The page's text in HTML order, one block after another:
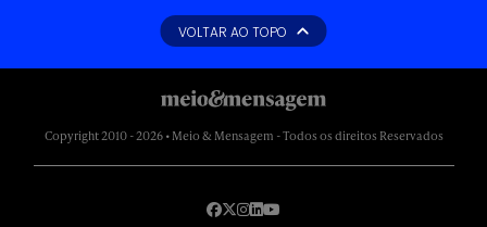
VOLTAR AO TOPO
Copyright 2010 - 2026 • Meio & Mensagem - Todos os direitos Reservados